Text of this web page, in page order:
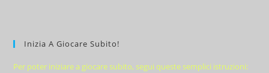
Inizia A Giocare Subito!
Per poter iniziare a giocare subito, segui queste semplici istruzioni: